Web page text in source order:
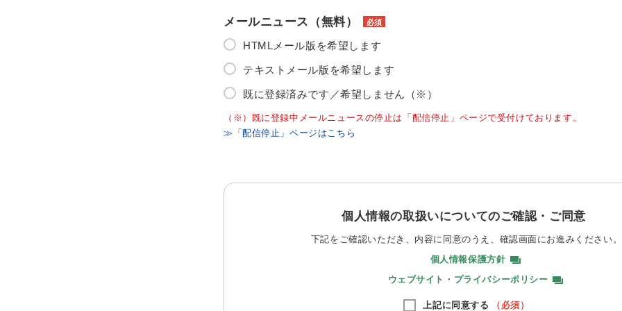
メールニュース（無料） 必須
HTMLメール版を希望します
テキストメール版を希望します
既に登録済みです／希望しません（※）
（※）既に登録中メールニュースの停止は「配信停止」ページで受付けております。
≫「配信停止」ページはこちら
個人情報の取扱いについてのご確認・ご同意
下記をご確認いただき、内容に同意のうえ、 確認画面にお進みください。
個人情報保護方針
ウェブサイト・プライバシーポリシー
上記に同意する （必須）